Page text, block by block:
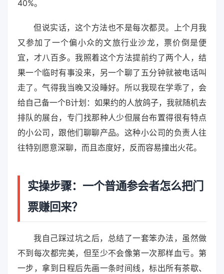
40%。
但说实话，这个方法也不是每次都灵。上个月我
又参加了一个偏小众的文旅行业沙龙，票价倒是便
宜，才八百多。我照着这个方法提前约了两个人，结
果一个临时有事没来，另一个聊了五分钟就被电话叫
走了。气得我当晚又没睡好。所以我现在学乖了，会
给自己备一个B计划：如果约的人放鸽子，我就随机去
排队的展台，专门找那种人少但展台布置得很有特点
的小公司，跟他们聊聊产品。这种小公司的负责人往
往特别愿意深聊，而且态度好，反而容易撞出火花。
实操步骤：一个普通参会者怎么把门
票赚回来？
我自己踩过坑之后，总结了一套笨办法，虽然做
不到每次都完美，但至少不会像第一次那样血亏。第
一步，拿到日程后先画一条时间线，标出所有茶歇、